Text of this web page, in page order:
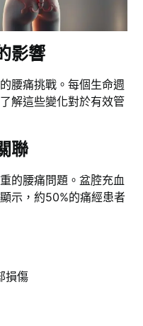
影響
腰痛挑戰。每個生命週
解這些變化對於有效管
聯
的腰痛問題。盆腔充血
示，約50%的痛經患者
損傷